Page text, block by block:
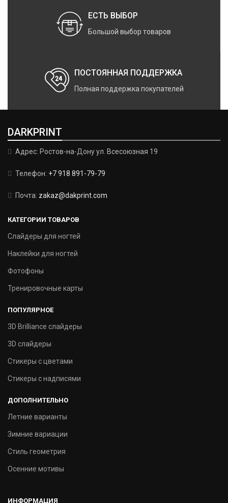
ЕСТЬ ВЫБОР
Большой выбор товаров
ПОСТОЯННАЯ ПОДДЕРЖКА
Полная поддержка покупателей
DARKPRINT
Адрес: Ростов-на-Дону ул. Всесоюзная 19
Телефон: +7 918 891-79-79
Почта: zakaz@dakprint.com
КАТЕГОРИИ ТОВАРОВ
Слайдеры для ногтей
Наклейки для ногтей
Фотофоны
Тренировочные карты
ПОПУЛЯРНОЕ
3D Brilliance слайдеры
3D слайдеры
Стикеры с цветами
Стикеры с надписями
ДОПОЛНИТЕЛЬНО
Летние варианты
Зимние вариации
Стиль геометрия
Осенние мотивы
ИНФОРМАЦИЯ